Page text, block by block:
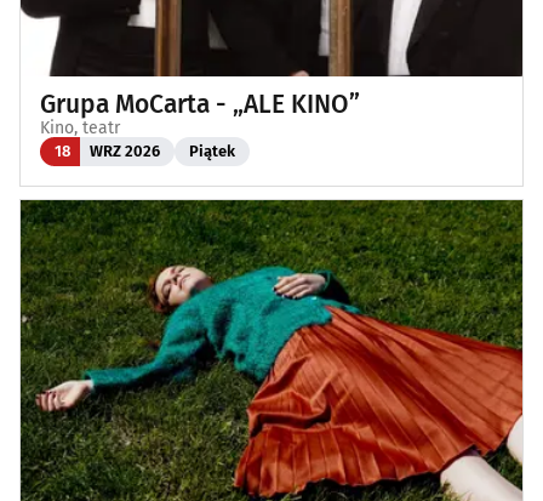
Grupa MoCarta - „ALE KINO”
Kino, teatr
18 WRZ 2026 Piątek